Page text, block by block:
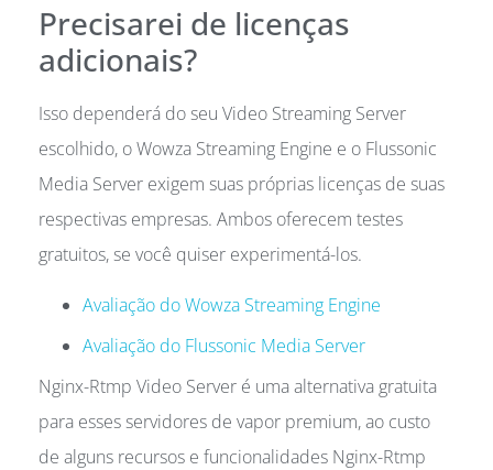
Precisarei de licenças
adicionais?
Isso dependerá do seu Video Streaming Server
escolhido, o Wowza Streaming Engine e o Flussonic
Media Server exigem suas próprias licenças de suas
respectivas empresas. Ambos oferecem testes
gratuitos, se você quiser experimentá-los.
Avaliação do Wowza Streaming Engine
Avaliação do Flussonic Media Server
Nginx-Rtmp Video Server é uma alternativa gratuita
para esses servidores de vapor premium, ao custo
de alguns recursos e funcionalidades Nginx-Rtmp